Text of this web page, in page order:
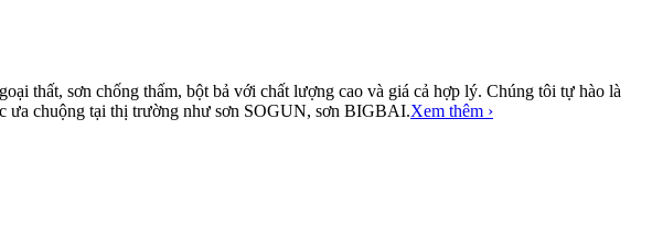
thất, sơn chống thấm, bột bả với chất lượng cao và giá cả hợp lý. Chúng tôi tự hào là
ưa chuộng tại thị trường như sơn SOGUN, sơn BIGBAI.Xem thêm ›